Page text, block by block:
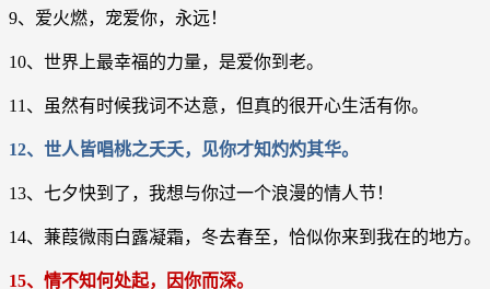
9、爱火燃，宠爱你，永远！
10、世界上最幸福的力量，是爱你到老。
11、虽然有时候我词不达意，但真的很开心生活有你。
12、世人皆唱桃之夭夭，见你才知灼灼其华。
13、七夕快到了，我想与你过一个浪漫的情人节！
14、蒹葭微雨白露凝霜，冬去春至，恰似你来到我在的地方。
15、情不知何处起，因你而深。